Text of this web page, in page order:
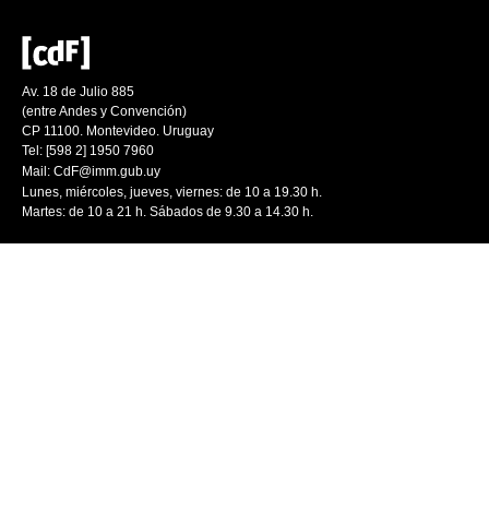
Av. 18 de Julio 885
(entre Andes y Convención)
CP 11100. Montevideo. Uruguay
Tel: [598 2] 1950 7960
Mail: CdF@imm.gub.uy
Lunes, miércoles, jueves, viernes: de 10 a 19.30 h.
Martes: de 10 a 21 h. Sábados de 9.30 a 14.30 h.